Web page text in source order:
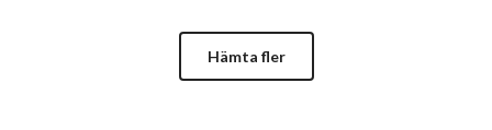
Hämta fler